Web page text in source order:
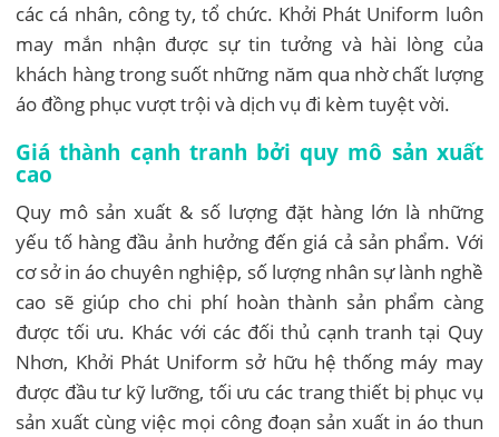
các cá nhân, công ty, tổ chức. Khởi Phát Uniform luôn
may mắn nhận được sự tin tưởng và hài lòng của
khách hàng trong suốt những năm qua nhờ chất lượng
áo đồng phục vượt trội và dịch vụ đi kèm tuyệt vời.
Giá thành cạnh tranh bởi quy mô sản xuất
cao
Quy mô sản xuất & số lượng đặt hàng lớn là những
yếu tố hàng đầu ảnh hưởng đến giá cả sản phẩm. Với
cơ sở in áo chuyên nghiệp, số lượng nhân sự lành nghề
cao sẽ giúp cho chi phí hoàn thành sản phẩm càng
được tối ưu. Khác với các đối thủ cạnh tranh tại Quy
Nhơn, Khởi Phát Uniform sở hữu hệ thống máy may
được đầu tư kỹ lưỡng, tối ưu các trang thiết bị phục vụ
sản xuất cùng việc mọi công đoạn sản xuất in áo thun